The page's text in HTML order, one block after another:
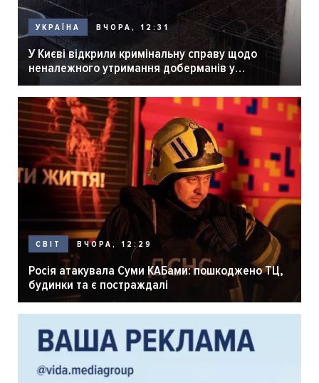
УКРАЇНА ВЧОРА, 12:31
У Києві відкрили кримінальну справу щодо
неналежного утримання доберманів у
розпліднику
СВІТ ВЧОРА, 12:29
Росія атакувала Суми КАБами: пошкоджено ТЦ,
будинки та є постраждалі